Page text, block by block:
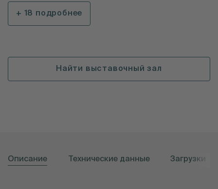
+ 18 подробнее
Найти выставочный зал
Описание Технические данные Загрузки